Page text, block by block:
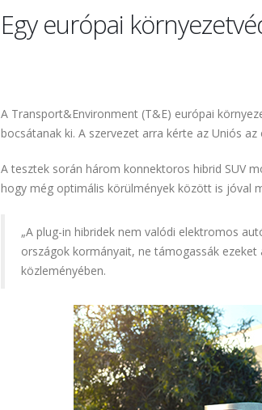
Egy európai
A Transport&Environment (T&E) európai
bocsátanak ki. A szervezet arra kérte az Uniós
A tesztek során három konnektoros hibrid SUV
hogy még optimális körülmények között is jóval
„A plug-in hibridek nem valódi elektromos
országok kormányait, ne támogassák
közleményében.